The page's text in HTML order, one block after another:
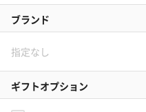
記念日プレゼントの人気